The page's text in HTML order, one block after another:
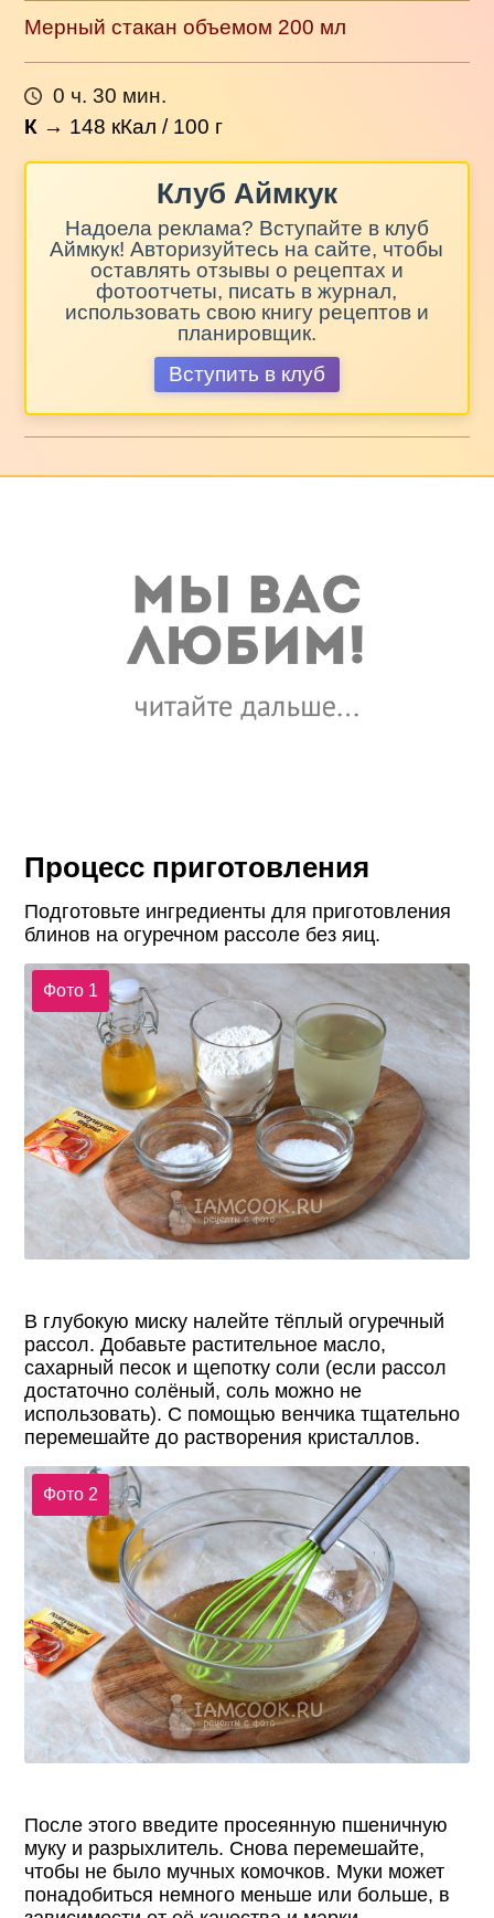
Мерный стакан объемом 200 мл
0 ч. 30 мин.
К → 148 кКал / 100 г
Клуб Аймкук
Надоела реклама? Вступайте в клуб
Аймкук! Авторизуйтесь на сайте, чтобы
оставлять отзывы о рецептах и
фотоотчеты, писать в журнал,
использовать свою книгу рецептов и
планировщик.
Вступить в клуб
Процесс приготовления
Подготовьте ингредиенты для приготовления
блинов на огуречном рассоле без яиц.
Фото 1
В глубокую миску налейте тёплый огуречный
рассол. Добавьте растительное масло,
сахарный песок и щепотку соли (если рассол
достаточно солёный, соль можно не
использовать). С помощью венчика тщательно
перемешайте до растворения кристаллов.
Фото 2
После этого введите просеянную пшеничную
муку и разрыхлитель. Снова перемешайте,
чтобы не было мучных комочков. Муки может
понадобиться немного меньше или больше, в